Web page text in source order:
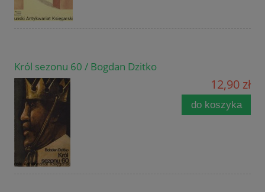
Król sezonu 60 / Bogdan Dzitko
12,90 zł
do koszyka